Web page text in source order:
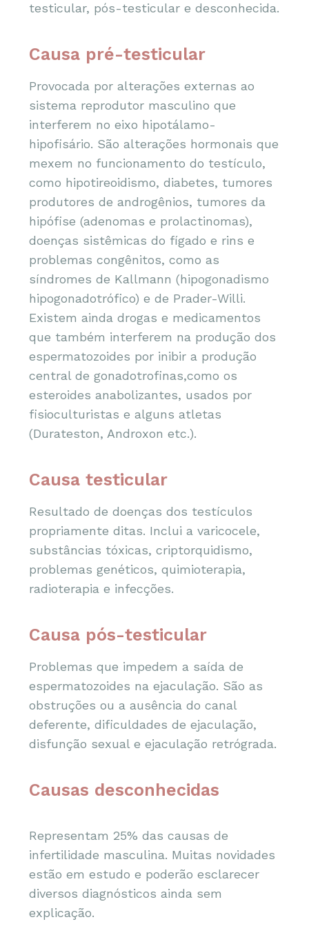
testicular, pós-testicular e desconhecida.
Causa pré-testicular
Provocada por alterações externas ao
sistema reprodutor masculino que
interferem no eixo hipotálamo-
hipofisário. São alterações hormonais que
mexem no funcionamento do testículo,
como hipotireoidismo, diabetes, tumores
produtores de androgênios, tumores da
hipófise (adenomas e prolactinomas),
doenças sistêmicas do fígado e rins e
problemas congênitos, como as
síndromes de Kallmann (hipogonadismo
hipogonadotrófico) e de Prader-Willi.
Existem ainda drogas e medicamentos
que também interferem na produção dos
espermatozoides por inibir a produção
central de gonadotrofinas,como os
esteroides anabolizantes, usados por
fisioculturistas e alguns atletas
(Durateston, Androxon etc.).
Causa testicular
Resultado de doenças dos testículos
propriamente ditas. Inclui a varicocele,
substâncias tóxicas, criptorquidismo,
problemas genéticos, quimioterapia,
radioterapia e infecções.
Causa pós-testicular
Problemas que impedem a saída de
espermatozoides na ejaculação. São as
obstruções ou a ausência do canal
deferente, dificuldades de ejaculação,
disfunção sexual e ejaculação retrógrada.
Causas desconhecidas
Representam 25% das causas de
infertilidade masculina. Muitas novidades
estão em estudo e poderão esclarecer
diversos diagnósticos ainda sem
explicação.